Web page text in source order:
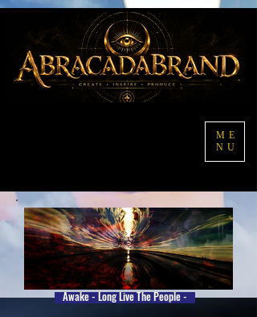
ME
NU
Awake - Long Live The People -